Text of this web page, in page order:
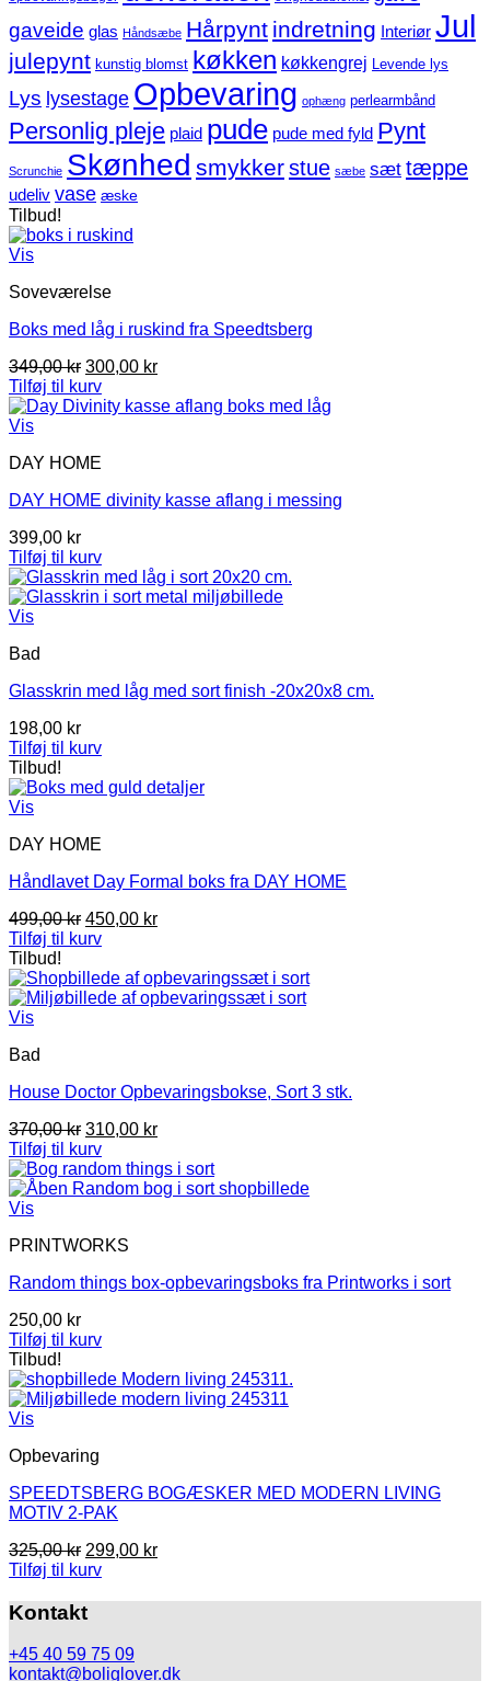
gaveide glas Håndsæbe Hårpynt indretning Interiør Jul
julepynt kunstig blomst køkken køkkengrej Levende lys
Lys lysestage Opbevaring ophæng perlearmbånd
Personlig pleje plaid pude pude med fyld Pynt
Scrunchie Skønhed smykkerstue sæbe sæt tæppe
udeliv vase æske
Tilbud!
Vis
Soveværelse
Boks med låg i ruskind fra Speedtsberg
349,00kr Den
oprindelige
pris
300,00 krDen
pris
Tilføj til kurv
Vis
DAY HOME
DAY HOME divinity kasse aflang i messing
399,00 kr
Tilføj til kurv
Vis
Bad
Glasskrin med låg med sort finish -20x20x8 cm.
198,00 kr
Tilføj til kurv
Tilbud!
Vis
DAY HOME
Håndlavet Day Formal boks fra DAY HOME
499,00kr Den
oprindelige
var:
499,00 kr.
450,00 krDen
er:
450,00 kr.
Tilføj til kurv
Tilbud!
Vis
Bad
House Doctor Opbevaringsbokse, Sort 3 stk.
370,00kr Den
oprindelige
pris
var:
310,00 krDen
pris
er:
Tilføj til kurv
Vis
PRINTWORKS
Random things box-opbevaringsboks fra Printworks i sort
250,00 kr
Tilføj til kurv
Tilbud!
Vis
Opbevaring
SPEEDTSBERG BOGÆSKER MED MODERN LIVING
MOTIV 2-PAK
325,00kr Den
oprindelige
var:
299,00 krDen
Tilføj til kurv
Kontakt
+45 40 59 75 09
kontakt@boliglover.dk